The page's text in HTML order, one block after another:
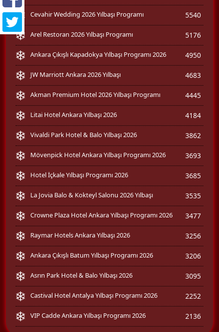
Cevahir Wedding 2026 Yılbaşı Programı 5540
Arel Restoran 2026 Yılbaşı Programı 5176
Ankara Çıkışlı Kapadokya Yılbaşı Programı 2026 4950
JW Marriott Ankara 2026 Yılbaşı 4683
Akman Premium Hotel 2026 Yılbaşı Programı 4445
Litai Hotel Ankara Yılbaşı 2026 4184
Vivaldi Park Hotel & Balo Yılbaşı 2026 3862
Mövenpick Hotel Ankara Yılbaşı Programı 2026 3693
Hotel İçkale Yılbaşı Programı 2026 3685
La Jovia Balo & Kokteyl Salonu 2026 Yılbaşı 3535
Crowne Plaza Hotel Ankara Yılbaşı Programı 2026 3477
Raymar Hotels Ankara Yılbaşı 2026 3256
Ankara Çıkışlı Batum Yılbaşı Programı 2026 3206
Asrın Park Hotel & Balo Yılbaşı 2026 3095
Castival Hotel Antalya Yılbaşı Programı 2026 2252
VIP Cadde Ankara Yılbaşı Programı 2026 2136